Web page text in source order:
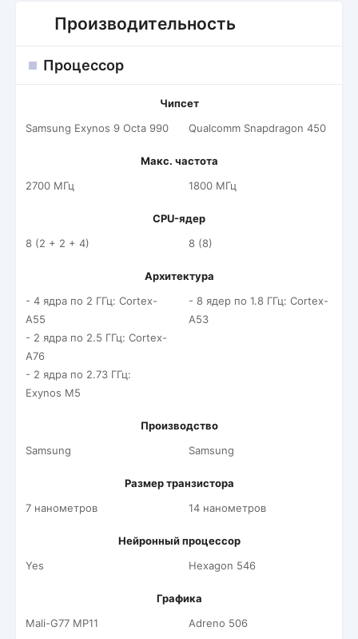
Производительность
Процессор
Чипсет
Samsung Exynos 9 Octa 990
Qualcomm Snapdragon 450
Макс. частота
2700 МГц
1800 МГц
CPU-ядер
8 (2 + 2 + 4)
8 (8)
Архитектура
- 4 ядра по 2 ГГц: Cortex-
A55
- 2 ядра по 2.5 ГГц: Cortex-
A76
- 2 ядра по 2.73 ГГц:
Exynos M5
- 8 ядер по 1.8 ГГц: Cortex-
A53
Производство
Samsung
Samsung
Размер транзистора
7 нанометров
14 нанометров
Нейронный процессор
Yes
Hexagon 546
Графика
Mali-G77 MP11
Adreno 506